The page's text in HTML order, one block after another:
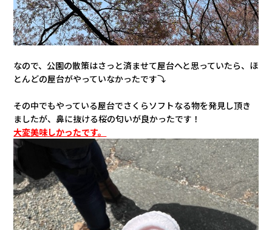
なので、公園の散策はさっと済ませて屋台へと思っていたら、ほ
とんどの屋台がやっていなかったです⤵
その中でもやっている屋台でさくらソフトなる物を発見し頂き
ましたが、鼻に抜ける桜の匂いが良かったです！
大変美味しかったです。